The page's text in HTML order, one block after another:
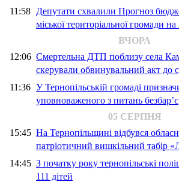
11:58 Депутати схвалили Прогноз
міської територіальної громади
ВЧОРА
12:06 Смертельна ДТП поблизу села
скерували обвинувальний акт до
11:36 У Тернопільській громаді
уповноваженого з питань
05 СЕРПНЯ
15:45 На Тернопільщині відбувся
патріотичний вишкільний табір
14:45 З початку року тернопільські
111 дітей